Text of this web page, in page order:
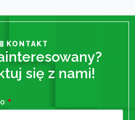
KONTAKT
się z nami!
*